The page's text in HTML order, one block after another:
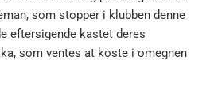
som stopper i klubben denne
eftersigende kastet deres
som ventes at koste i omegnen